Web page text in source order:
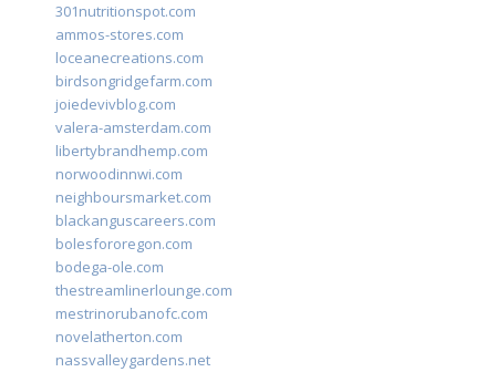
301nutritionspot.com
ammos-stores.com
loceanecreations.com
birdsongridgefarm.com
joiedevivblog.com
valera-amsterdam.com
libertybrandhemp.com
norwoodinnwi.com
neighboursmarket.com
blackanguscareers.com
bolesfororegon.com
bodega-ole.com
thestreamlinerlounge.com
mestrinorubanofc.com
novelatherton.com
nassvalleygardens.net